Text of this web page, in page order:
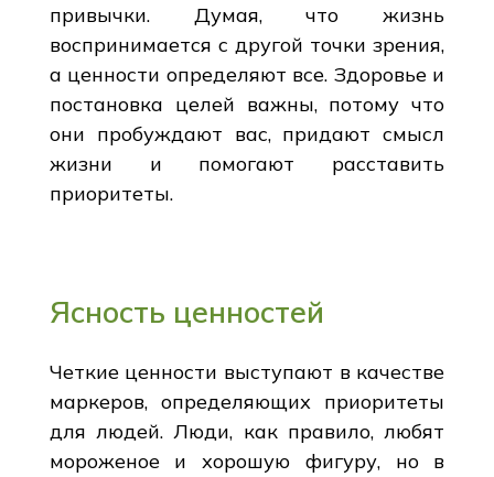
привычки. Думая, что жизнь
воспринимается с другой точки зрения,
а ценности определяют все. Здоровье и
постановка целей важны, потому что
они пробуждают вас, придают смысл
жизни и помогают расставить
приоритеты.
Ясность ценностей
Четкие ценности выступают в качестве
маркеров, определяющих приоритеты
для людей. Люди, как правило, любят
мороженое и хорошую фигуру, но в